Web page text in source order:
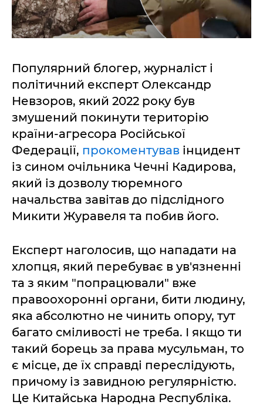
Популярний блогер, журналіст і
політичний експерт Олександр
Невзоров, який 2022 року був
змушений покинути територію
країни-агресора Російської
Федерації, прокоментував інцидент
із сином очільника Чечні Кадирова,
який із дозволу тюремного
начальства завітав до підслідного
Микити Журавеля та побив його.
Експерт наголосив, що нападати на
хлопця, який перебуває в ув'язненні
та з яким "попрацювали" вже
правоохоронні органи, бити людину,
яка абсолютно не чинить опору, тут
багато сміливості не треба. І якщо ти
такий борець за права мусульман, то
є місце, де їх справді переслідують,
причому із завидною регулярністю.
Це Китайська Народна Республіка.